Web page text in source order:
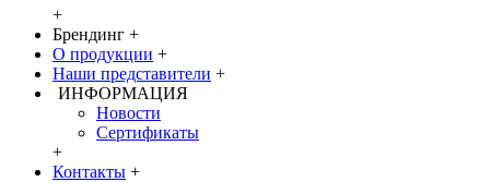
+
Брендинг +
О продукции +
Наши представители +
ИНФОРМАЦИЯ
Новости
Сертификаты
+
Контакты +